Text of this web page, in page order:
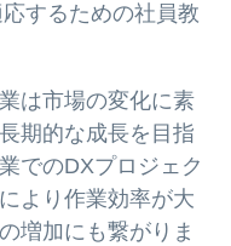
するための社員教
は市場の変化に素
期的な成長を目指
でのDXプロジェク
より作業効率が大
増加にも繋がりま